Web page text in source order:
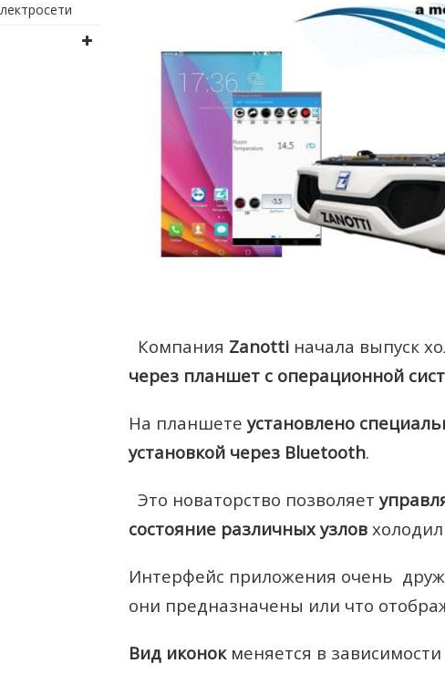
Компания Zanottiначала выпуск
через планшет с операционной
На планшетеустановлено
установкой через Bluetooth.
Это новаторство позволяет
состояние различных узлов
Интерфейс приложения очень
они предназначены или что
Вид иконокменяется в зависимости